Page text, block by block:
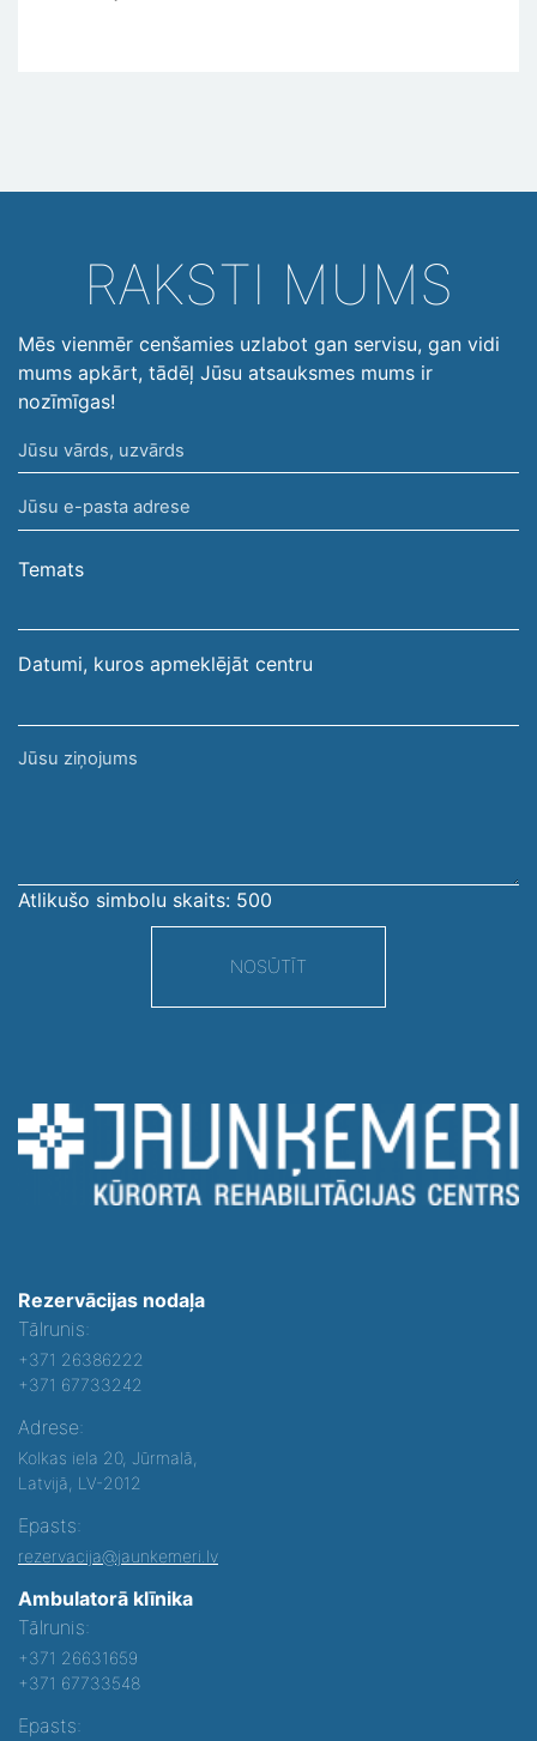
RAKSTI MUMS
Mēs vienmēr cenšamies uzlabot gan servisu, gan vidi
mums apkārt, tādēļ Jūsu atsauksmes mums ir
nozīmīgas!
Jūsu
vārds,
uzvārds
Jūsu
e-
pasta
Temats
Datumi, kuros apmeklējāt centru
Jūsu
Atlikušo simbolu skaits: 500
NOSŪTĪT
Rezervācijas nodaļa
Tālrunis:
+371 26386222
+371 67733242
Adrese:
Kolkas iela 20, Jūrmalā,
Latvijā, LV-2012
Epasts:
rezervacija@jaunkemeri.lv
Ambulatorā klīnika
Tālrunis:
+371 26631659
+371 67733548
Epasts: